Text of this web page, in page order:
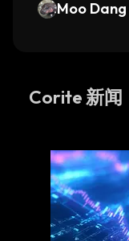
Moo Dang
Corite 新闻